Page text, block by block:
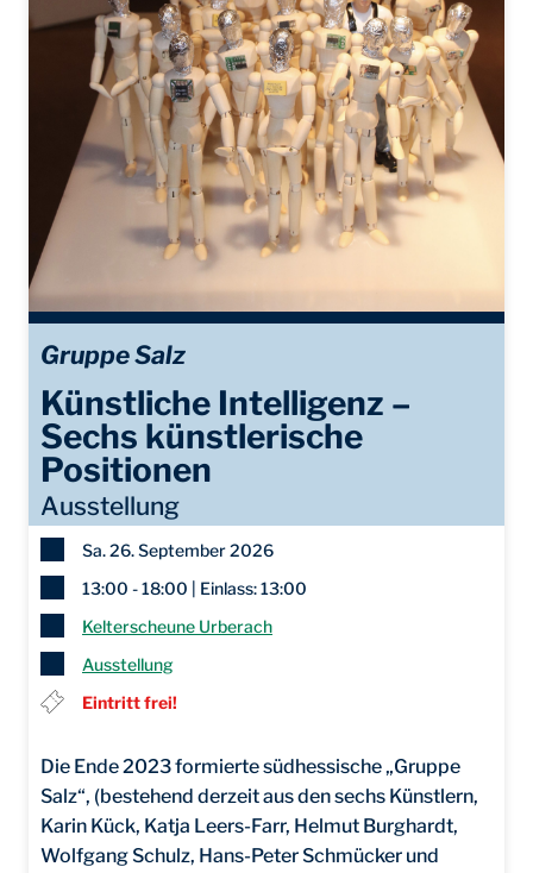
Gruppe Salz
Künstliche Intelligenz –
Sechs künstlerische
Positionen
Ausstellung
Sa. 26. September 2026
13:00 - 18:00 | Einlass: 13:00
Kelterscheune Urberach
Ausstellung
Eintritt frei!
Die Ende 2023 formierte südhessische „Gruppe
Salz“, (bestehend derzeit aus den sechs Künstlern,
Karin Kück, Katja Leers-Farr, Helmut Burghardt,
Wolfgang Schulz, Hans-Peter Schmücker und